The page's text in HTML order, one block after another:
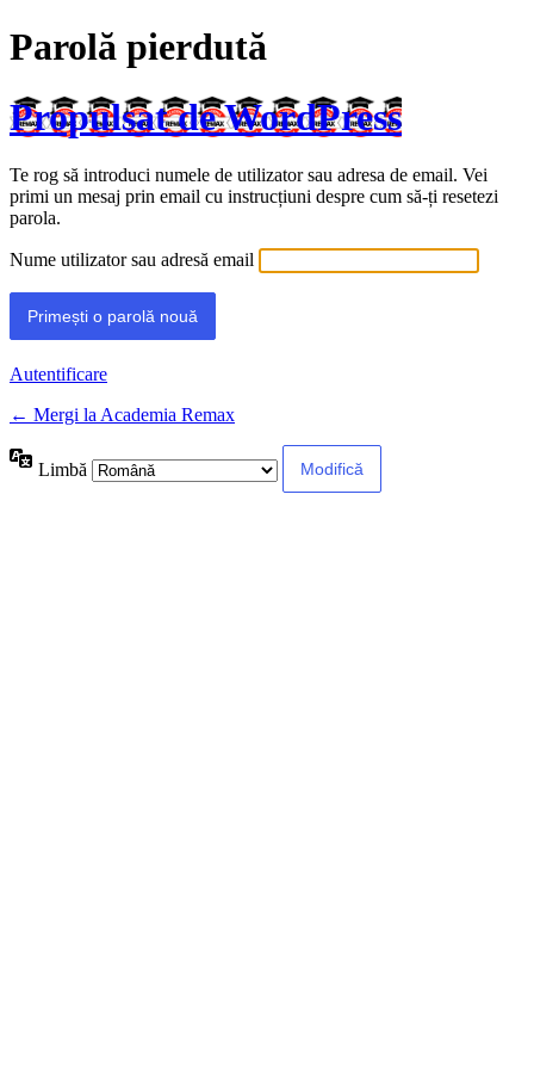
Parolă pierdută
Propulsat de WordPress
Te rog să introduci numele de utilizator sau adresa de email. Vei
primi un mesaj prin email cu instrucțiuni despre cum să-ți resetezi
parola.
Nume utilizator sau adresă email
Autentificare
← Mergi la Academia Remax
Limbă